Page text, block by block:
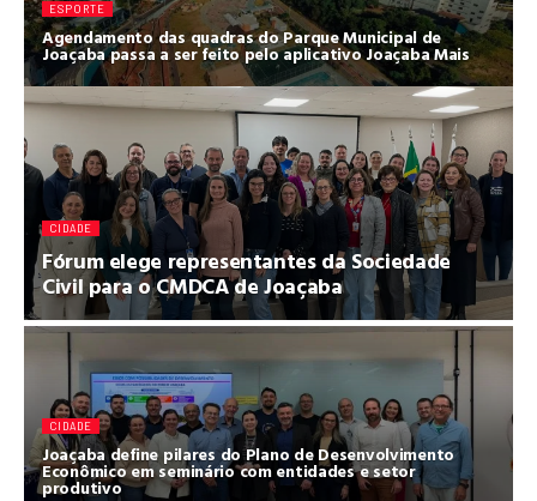
ESPORTE
Agendamento das quadras do Parque Municipal de
Joaçaba passa a ser feito pelo aplicativo Joaçaba Mais
CIDADE
Fórum elege representantes da Sociedade
Civil para o CMDCA de Joaçaba
CIDADE
Joaçaba define pilares do Plano de Desenvolvimento
Econômico em seminário com entidades e setor
produtivo